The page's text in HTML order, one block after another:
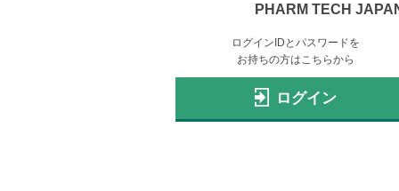
PHARM TECH
ログインIDとパスワードを
お持ちの方はこちらから
ログイン